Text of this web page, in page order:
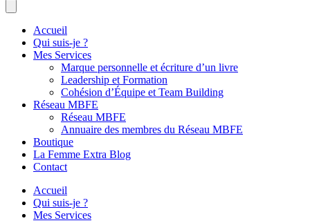
Accueil
Qui suis-je ?
Mes Services
Marque personnelle et écriture d’un livre
Leadership et Formation
Cohésion d’Équipe et Team Building
Réseau MBFE
Réseau MBFE
Annuaire des membres du Réseau MBFE
Boutique
La Femme Extra Blog
Contact
Accueil
Qui suis-je ?
Mes Services